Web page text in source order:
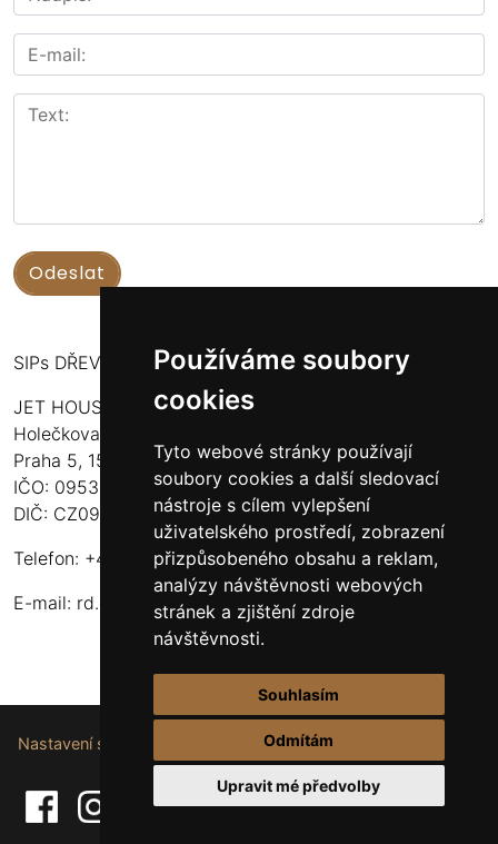
Používáme soubory
cookies
Tyto webové stránky používají
soubory cookies a další sledovací
nástroje s cílem vylepšení
uživatelského prostředí, zobrazení
přizpůsobeného obsahu a reklam,
analýzy návštěvnosti webových
stránek a zjištění zdroje
návštěvnosti.
Souhlasím
Odmítám
Upravit mé předvolby
SIPs DŘEVOSTAVBY
JET HOUSE S.R.O.
Holečkova 789/49
Praha 5, 150 00
IČO: 09532935
DIČ: CZ09532935
Telefon: +420 737 107 003
E-mail: rd.drevostavby@gmail.com
Nastavení souborů cookie.